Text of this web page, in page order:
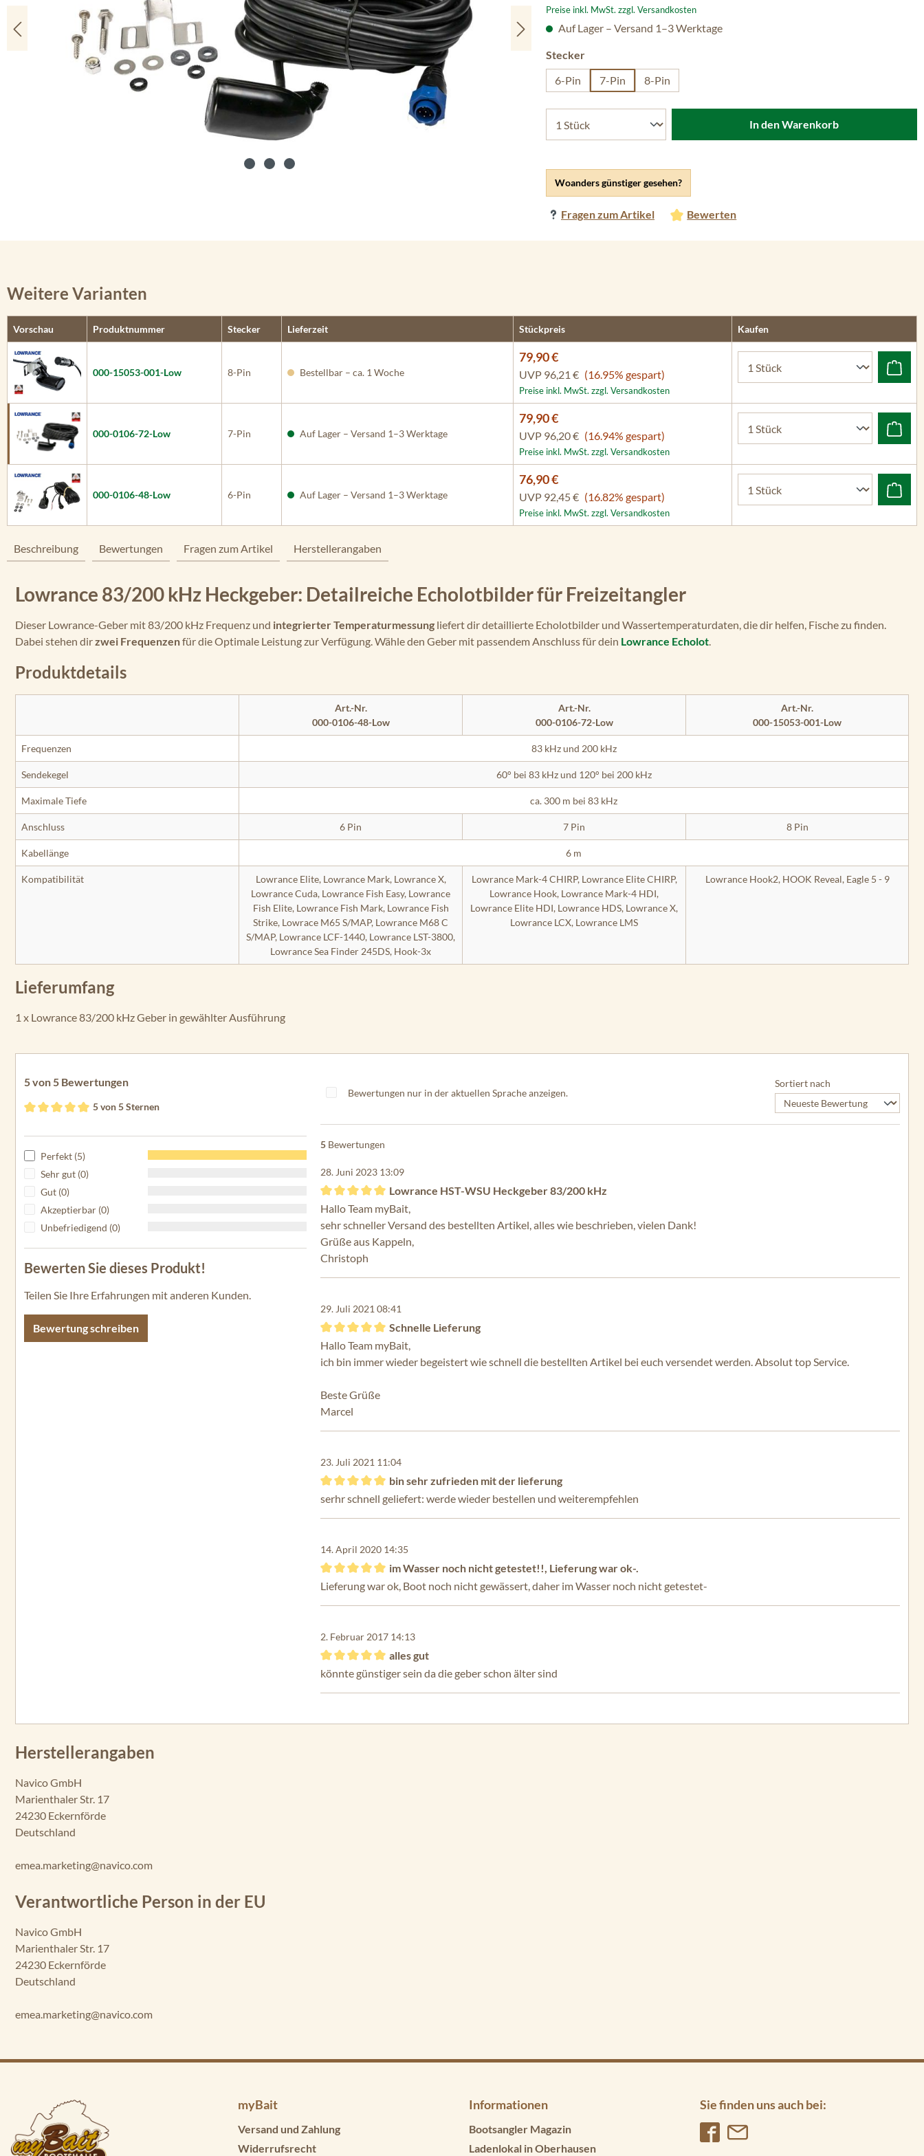
Preise inkl. MwSt. zzgl. Versandkosten
Woanders günstiger gesehen?
Fragen zum Artikel Bewerten
Auf Lager – Versand 1–3 Werktage
Steckerauswählen
6-Pin
7-Pin 8-Pin
In den Warenkorb
Weitere Varianten
Vorschau Produktnummer Stecker Lieferzeit Stückpreis Kaufen
000-15053-001-Low 8-Pin Bestellbar – ca. 1 Woche
79,90 €
UVP 96,21 € (16.95% gespart)
Preise inkl. MwSt. zzgl. Versandkosten
000-0106-72-Low 7-Pin Auf Lager – Versand 1–3 Werktage
79,90 €
UVP 96,20 € (16.94% gespart)
Preise inkl. MwSt. zzgl. Versandkosten
000-0106-48-Low 6-Pin Auf Lager – Versand 1–3 Werktage
76,90 €
UVP 92,45 € (16.82% gespart)
Preise inkl. MwSt. zzgl. Versandkosten
Beschreibung Bewertungen Fragen zum Artikel Herstellerangaben
Lowrance 83/200 kHz Heckgeber: Detailreiche Echolotbilder für Freizeitangler
Dieser Lowrance-Geber mit 83/200 kHz Frequenz und integrierter Temperaturmessung liefert dir detaillierte Echolotbilder und Wassertemperaturdaten, die dir helfen, Fische zu finden.
Dabei stehen dirzwei Frequenzenfür die Optimale Leistung zur Verfügung. Wähle den Geber mit passendem Anschluss für dein Lowrance Echolot.
Produktdetails
Art.-Nr.
000-0106-48-Low
Art.-Nr.
000-0106-72-Low
Art.-Nr.
000-15053-001-Low
Frequenzen 83 kHz und 200 kHz
Sendekegel 60° bei 83 kHz und 120° bei 200 kHz
Maximale Tiefe ca. 300 m bei 83 kHz
Anschluss 6 Pin 7 Pin 8 Pin
Kabellänge 6 m
Kompatibilität
Lowrance Elite, Lowrance Mark, Lowrance X,
Lowrance Cuda, Lowrance Fish Easy, Lowrance
Fish Elite, Lowrance Fish Mark, Lowrance Fish
Strike, Lowrace M65 S/MAP, Lowrance M68 C
S/MAP, Lowrance LCF-1440, Lowrance LST-3800,
Lowrance Sea Finder 245DS, Hook-3x
Lowrance Mark-4 CHIRP, Lowrance Elite CHIRP,
Lowrance Hook, Lowrance Mark-4 HDI,
Lowrance Elite HDI, Lowrance HDS, Lowrance X,
Lowrance LCX, Lowrance LMS
Lowrance Hook2, HOOK Reveal, Eagle 5 - 9
Lieferumfang
1 x Lowrance 83/200 kHz Geber in gewählter Ausführung
5 von 5 Bewertungen
5 von 5 Sternen
Perfekt (5)
Sehr gut (0)
Gut (0)
Akzeptierbar (0)
Unbefriedigend (0)
Bewerten Sie dieses Produkt!
Teilen Sie Ihre Erfahrungen mit anderen Kunden.
Bewertung schreiben
Bewertungen nur in der aktuellen Sprache anzeigen.
Sortiert nach
5 Bewertungen
28. Juni 2023 13:09
Bewertung mit 5 von 5 Sternen
Lowrance HST-WSU Heckgeber 83/200 kHz
Hallo Team myBait,
sehr schneller Versand des bestellten Artikel, alles wie beschrieben, vielen Dank!
Grüße aus Kappeln,
Christoph
29. Juli 2021 08:41
Bewertung mit 5 von 5 Sternen
Schnelle Lieferung
Hallo Team myBait,
ich bin immer wieder begeistert wie schnell die bestellten Artikel bei euch versendet werden. Absolut top Service.
Beste Grüße
Marcel
23. Juli 2021 11:04
Bewertung mit 5 von 5 Sternen
bin sehr zufrieden mit der lieferung
serhr schnell geliefert: werde wieder bestellen und weiterempfehlen
14. April 2020 14:35
Bewertung mit 5 von 5 Sternen
im Wasser noch nicht getestet!!, Lieferung war ok-.
Lieferung war ok, Boot noch nicht gewässert, daher im Wasser noch nicht getestet-
2. Februar 2017 14:13
Bewertung mit 5 von 5 Sternen
alles gut
könnte günstiger sein da die geber schon älter sind
Herstellerangaben
Navico GmbH
Marienthaler Str. 17
24230 Eckernförde
Deutschland
emea.marketing@navico.com
Verantwortliche Person in der EU
Navico GmbH
Marienthaler Str. 17
24230 Eckernförde
Deutschland
emea.marketing@navico.com
myBait
Versand und Zahlung
Widerrufsrecht
Informationen
Bootsangler Magazin
Ladenlokal in Oberhausen
Sie finden uns auch bei: